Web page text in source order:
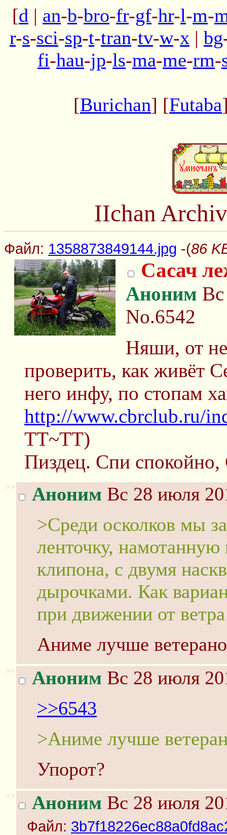
[d | an-b-bro-fr-gf-hr-l-m-
r-s-sci-sp-t-tran-tv-w-x | bg
fi-hau-jp-ls-ma-me-rm-
[Burichan] [Futaba
IIchan
Файл: 1358873849144.jpg -(86
Сасач
Аноним
No.6542
Няши, от
проверить, как живёт
него инфу, по стопам
http://www.cbrclub.ru/
TT~TT)
Пиздец. Спи спокойно,
>> Аноним Вс 28 июля
>Среди осколков мы
ленточку, намотанную
клипона, с двумя
дырочками. Как
при движении от
Аниме лучше
>> Аноним Вс 28 июля
>>6543
>Аниме лучше
Упорот?
>> Аноним Вс 28 июля
Файл: